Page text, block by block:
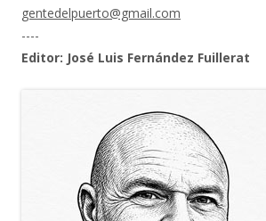
gentedelpuerto@gmail.com
----
Editor: José Luis Fernández Fuillerat